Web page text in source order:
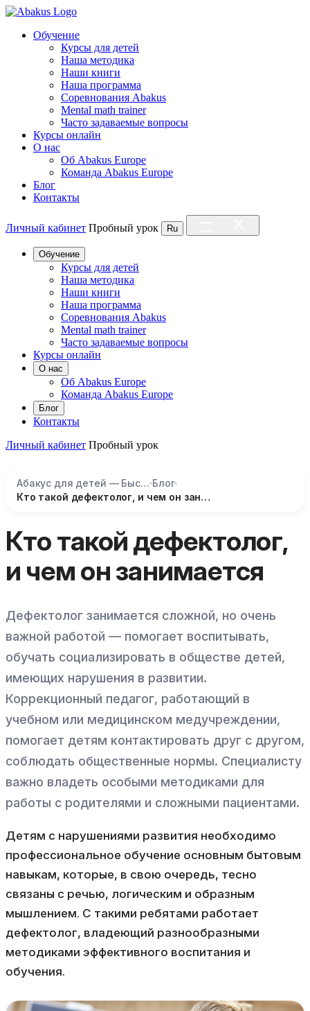
Обучение
Курсы для детей
Наша методика
Наши книги
Наша программа
Соревнования Abakus
Mental math trainer
Часто задаваемые вопросы
Курсы онлайн
О нас
Об Abakus Europe
Команда Abakus Europe
Блог
Контакты
Личный кабинет Пробный урок Ru
Обучение
Курсы для детей
Наша методика
Наши книги
Наша программа
Соревнования Abakus
Mental math trainer
Часто задаваемые вопросы
Курсы онлайн
О нас
Об Abakus Europe
Команда Abakus Europe
Блог
Контакты
Личный кабинет Пробный урок
Абакус для детей — Быстрый счёт и развитие мозга Блог
Кто такой дефектолог, и чем он занимается
Кто такой дефектолог,
и чем он занимается
Дефектолог занимается сложной, но очень
важной работой — помогает воспитывать,
обучать социализировать в обществе детей,
имеющих нарушения в развитии.
Коррекционный педагог, работающий в
учебном или медицинском медучреждении,
помогает детям контактировать друг с другом,
соблюдать общественные нормы. Специалисту
важно владеть особыми методиками для
работы с родителями и сложными пациентами.
Детям с нарушениями развития необходимо
профессиональное обучение основным бытовым
навыкам, которые, в свою очередь, тесно
связаны с речью, логическим и образным
мышлением. С такими ребятами работает
дефектолог, владеющий разнообразными
методиками эффективного воспитания и
обучения.